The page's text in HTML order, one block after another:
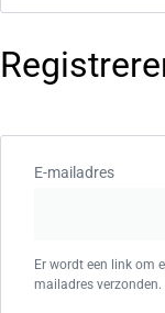
E-mailadres
Er wordt een link om
mailadres verzonden.